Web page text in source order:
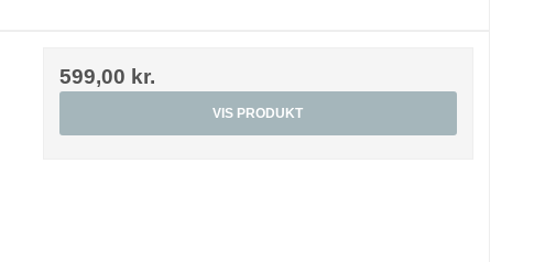
599,00 kr.
VIS PRODUKT